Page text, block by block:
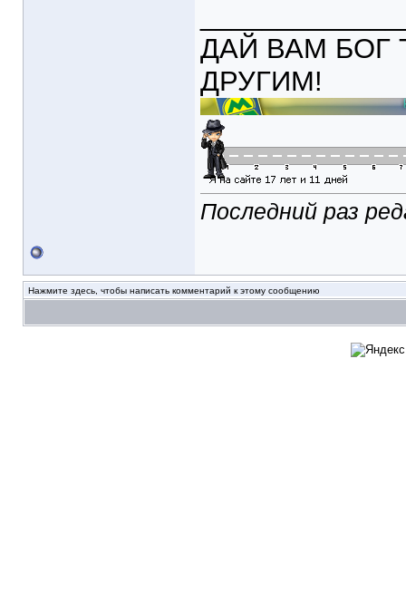
ДАЙ ВАМ БОГ
ДРУГИМ!
Последний раз
Нажмите здесь, чтобы написать комментарий к этому сообщению